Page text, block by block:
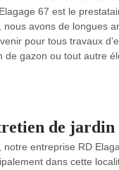
67 est le
avons de longues
pour tous travaux
de gazon ou tout autre
de
entreprise RD
dans cette